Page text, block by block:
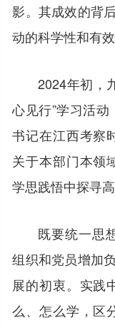
影。其成效的背
动的科学性和有效
2024年初，
心见行”学习活
书记在江西考察
关于本部门本领
学思践悟中探寻
既要统一思
组织和党员增加
展的初衷。实践
么、怎么学，区